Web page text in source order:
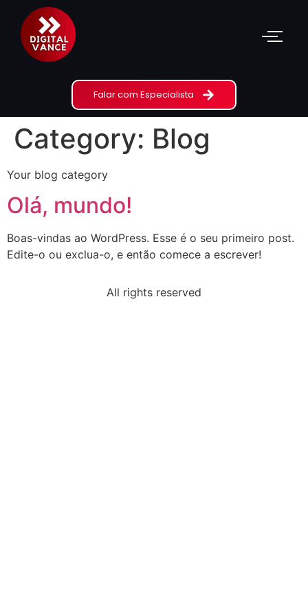
Falar com Especialista
Category: Blog
Your blog category
Olá, mundo!
Boas-vindas ao WordPress. Esse é o seu primeiro post.
Edite-o ou exclua-o, e então comece a escrever!
All rights reserved